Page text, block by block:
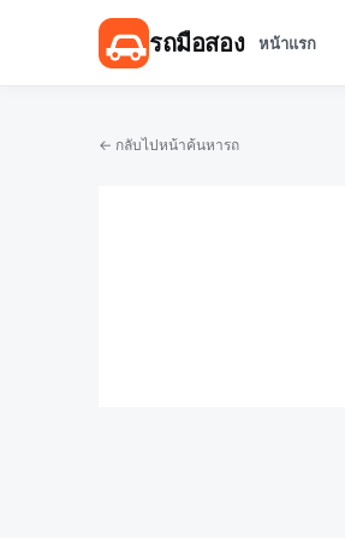
รถมือสอง หน้าแรก
← กลับไปหน้าค้นหารถ